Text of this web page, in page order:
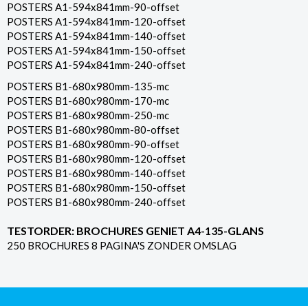
POSTERS A1-594x841mm-90-offset
POSTERS A1-594x841mm-120-offset
POSTERS A1-594x841mm-140-offset
POSTERS A1-594x841mm-150-offset
POSTERS A1-594x841mm-240-offset
POSTERS B1-680x980mm-135-mc
POSTERS B1-680x980mm-170-mc
POSTERS B1-680x980mm-250-mc
POSTERS B1-680x980mm-80-offset
POSTERS B1-680x980mm-90-offset
POSTERS B1-680x980mm-120-offset
POSTERS B1-680x980mm-140-offset
POSTERS B1-680x980mm-150-offset
POSTERS B1-680x980mm-240-offset
TESTORDER: BROCHURES GENIET A4-135-GLANS
250 BROCHURES 8 PAGINA'S ZONDER OMSLAG